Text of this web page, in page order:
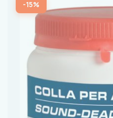
-15%